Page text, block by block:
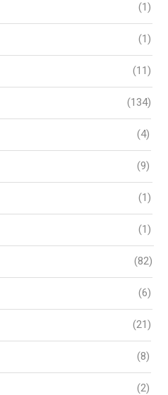
(1)
(1)
(11)
(134)
(4)
(9)
(1)
(1)
(82)
(6)
(21)
(8)
(2)